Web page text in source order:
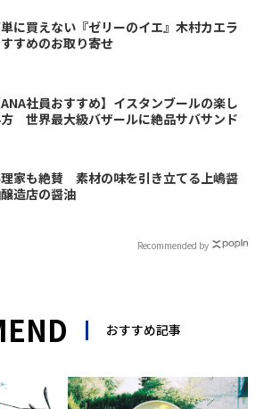
に買えない『ゼリーのイエ』木村カエラ
すめのお取り寄せ
ANA社員おすすめ】イスタンブールの楽し
世界最大級バザールに絶品サバサンド
家も絶賛 素材の味を引き立てる上嶋醤
造店の醤油
Recommended by
おすすめ記事